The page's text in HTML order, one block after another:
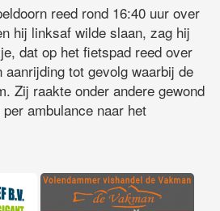
reed rond 16:40 uur over
hij linksaf wilde slaan, zag hij
dat op het fietspad reed over
aanrijding tot gevolg waarbij de
Zij raakte onder andere gewond
ambulance naar het